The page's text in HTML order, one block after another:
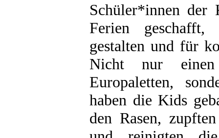
Schüler*innen der
Ferien
gestalten und für
Nicht nur einen
Europaletten,
haben die Kids
den Rasen,